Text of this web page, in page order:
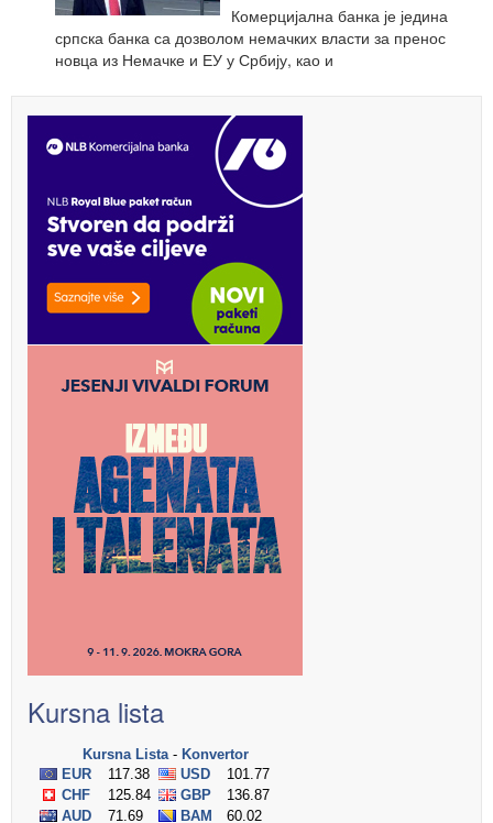
Комерцијална банка је једина
српска банка са дозволом немачких власти за пренос
новца из Немачке и ЕУ у Србију, као и
Kursna lista